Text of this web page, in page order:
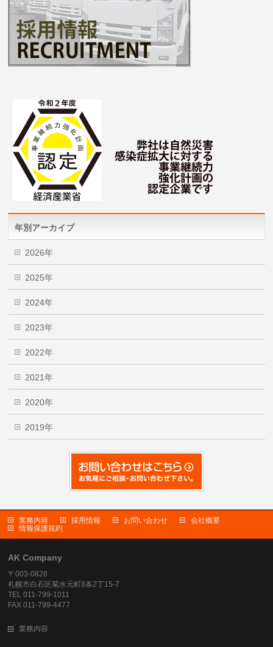
年別アーカイブ
2026年
2025年
2024年
2023年
2022年
2021年
2020年
2019年
業務内容 採用情報 お問い合わせ
会社概要
情報保護規約
AK Company
〒003-0828
札幌市白石区菊水元町8条2丁15-7
TEL 011-799-1011
FAX 011-799-4477
業務内容